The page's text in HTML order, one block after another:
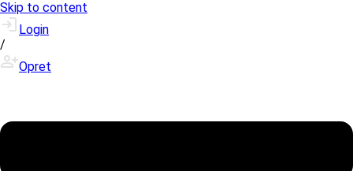
Skip to content
Login
/
Opret